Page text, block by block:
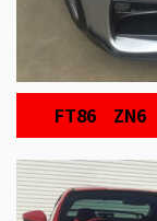
FT86 ZN6